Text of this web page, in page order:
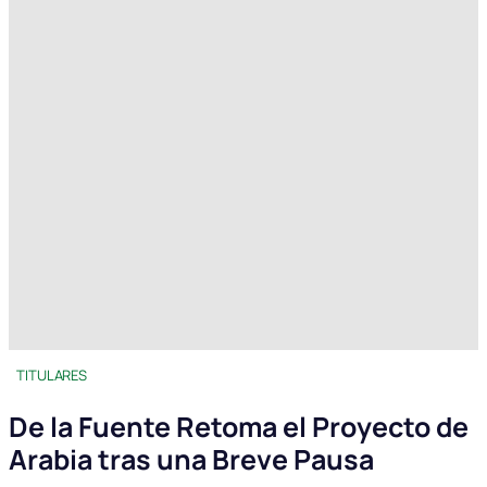
TITULARES
De la Fuente Retoma el Proyecto de
Arabia tras una Breve Pausa